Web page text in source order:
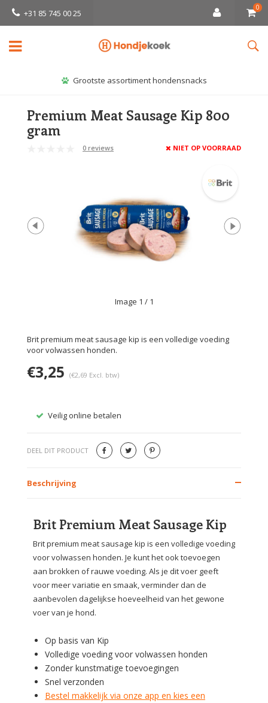
+31 85 745 00 25
0
Grootste assortiment hondensnacks
Premium Meat Sausage Kip 800
gram
0 reviews NIET OP VOORRAAD
Image 1 / 1
Brit premium meat sausage kip is een volledige voeding
voor volwassen honden.
€3,25 (€2,69 Excl. btw)
Veilig online betalen
DEEL DIT PRODUCT
Beschrijving
Brit Premium Meat Sausage Kip
Brit premium meat sausage kip is een volledige voeding
voor volwassen honden. Je kunt het ook toevoegen
aan brokken of rauwe voeding. Als je dit voer geeft
voor meer variatie en smaak, verminder dan de
aanbevolen dagelijkse hoeveelheid van het gewone
voer van je hond.
Op basis van Kip
Volledige voeding voor volwassen honden
Zonder kunstmatige toevoegingen
Snel verzonden
Bestel makkelijk via onze app en kies een